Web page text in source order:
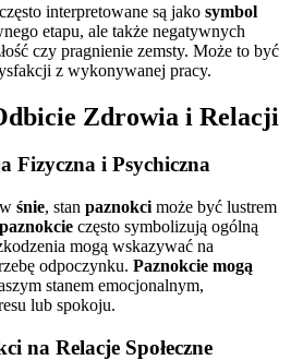
często interpretowane są jako symbol
etapu, ale także negatywnych
czy pragnienie zemsty. Może to być
z wykonywanej pracy.
Zdrowia i Relacji
Fizyczna i Psychiczna
śnie, stan paznokci może być lustrem
często symbolizują ogólną
mogą wskazywać na
odpoczynku. Paznokcie mogą
stanem emocjonalnym,
lub spokoju.
na Relacje Społeczne